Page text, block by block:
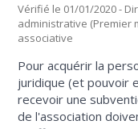
Vérifié le 01/01/2020 -
administrative (Premier
associative
Pour acquérir la
juridique (et pouvoir
recevoir une
de l'association